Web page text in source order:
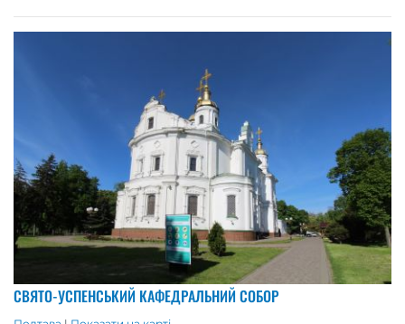
СВЯТО-УСПЕНСЬКИЙ КАФЕДРАЛЬНИЙ СОБОР